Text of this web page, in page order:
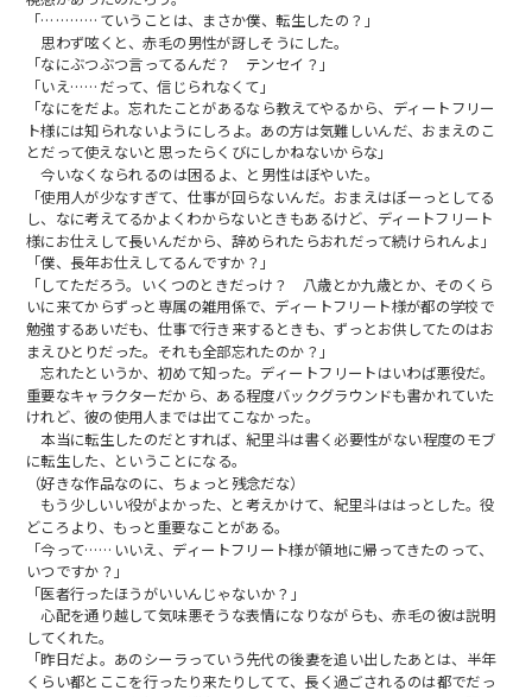
「…………ていうことは、まさか僕、転生したの？」
思わず呟くと、赤毛の男性が訝しそうにした。
「なにぶつぶつ言ってるんだ？ テンセイ？」
「いえ……だって、信じられなくて」
「なにをだよ。忘れたことがあるなら教えてやるから、ディートフリー
ト様には知られないようにしろよ。あの方は気難しいんだ、おまえのこ
とだって使えないと思ったらくびにしかねないからな」
今いなくなられるのは困るよ、と男性はぼやいた。
「使用人が少なすぎて、仕事が回らないんだ。おまえはぼーっとしてる
し、なに考えてるかよくわからないときもあるけど、ディートフリート
様にお仕えして長いんだから、辞められたらおれだって続けられんよ」
「僕、長年お仕えしてるんですか？」
「してただろう。いくつのときだっけ？ 八歳とか九歳とか、そのくら
いに来てからずっと専属の雑用係で、ディートフリート様が都の学校で
勉強するあいだも、仕事で行き来するときも、ずっとお供してたのはお
まえひとりだった。それも全部忘れたのか？」
忘れたというか、初めて知った。ディートフリートはいわば悪役だ。
重要なキャラクターだから、ある程度バックグラウンドも書かれていた
けれど、彼の使用人までは出てこなかった。
本当に転生したのだとすれば、紀里斗は書く必要性がない程度のモブ
に転生した、ということになる。
（好きな作品なのに、ちょっと残念だな）
もう少しいい役がよかった、と考えかけて、紀里斗ははっとした。役
どころより、もっと重要なことがある。
「今って……いいえ、ディートフリート様が領地に帰ってきたのって、
いつですか？」
「医者行ったほうがいいんじゃないか？」
心配を通り越して気味悪そうな表情になりながらも、赤毛の彼は説明
してくれた。
「昨日だよ。あのシーラっていう先代の後妻を追い出したあとは、半年
くらい都とここを行ったり来たりしてて、長く過ごされるのは都でだっ